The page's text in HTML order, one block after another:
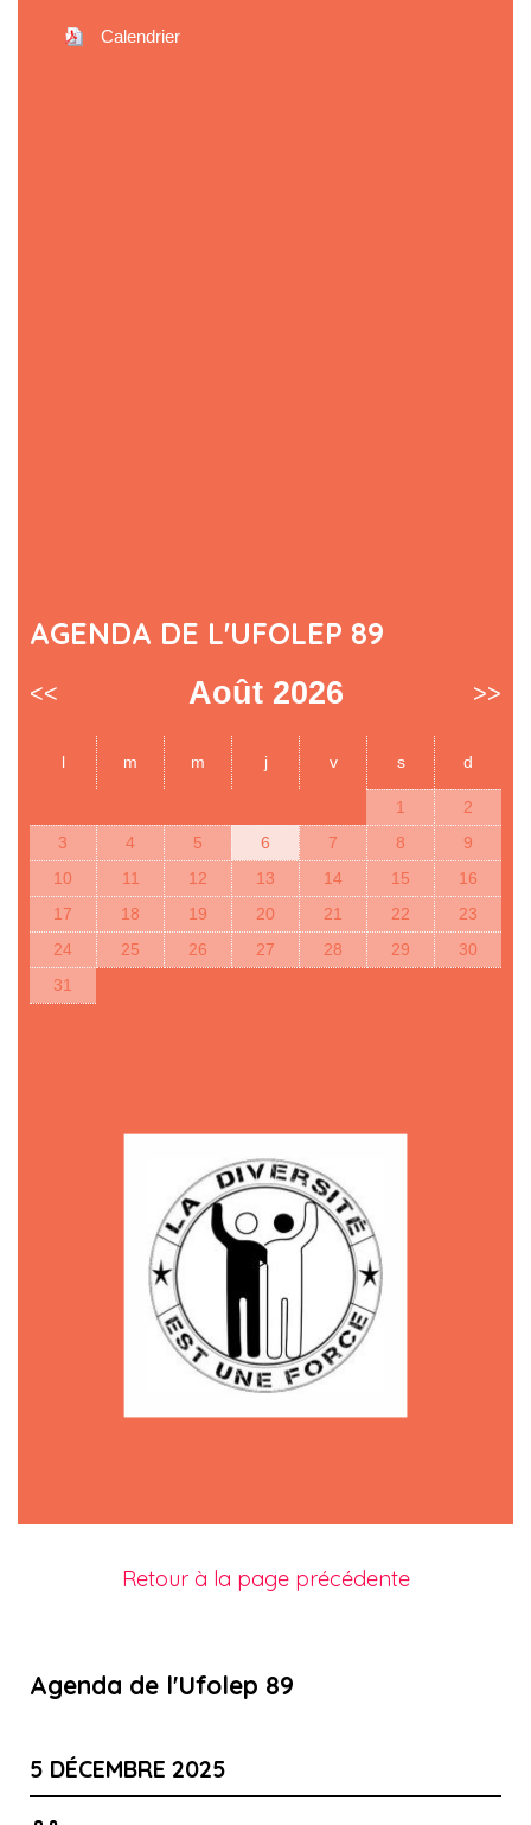
Calendrier
AGENDA DE L'UFOLEP 89
<< Août 2026 >>
l m m j v s d
1
2
3
4 5 6 7 8
9
10
11 12 13 14 15
16
17
18 19 20 21 22
23
24
25 26 27 28 29
30
31
Retour à la page précédente
Agenda de l'Ufolep 89
5 DÉCEMBRE 2025